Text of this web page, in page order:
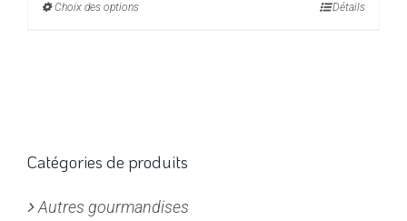
Choix des optionsCe
options
être
Détails
Catégories de produits
Autres gourmandises